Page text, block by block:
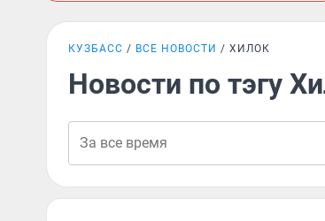
КУЗБАСС ВСЕ НОВОСТИ ХИЛОК
Новости по тэгу